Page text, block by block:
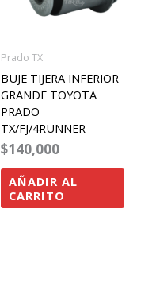
Prado TX
BUJE TIJERA INFERIOR
GRANDE TOYOTA
PRADO
TX/FJ/4RUNNER
$140,000
AÑADIR AL
CARRITO